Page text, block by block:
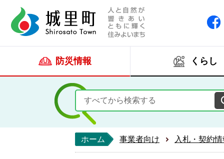
防災情報 くらし
ホーム 事業者向け 入札・契約